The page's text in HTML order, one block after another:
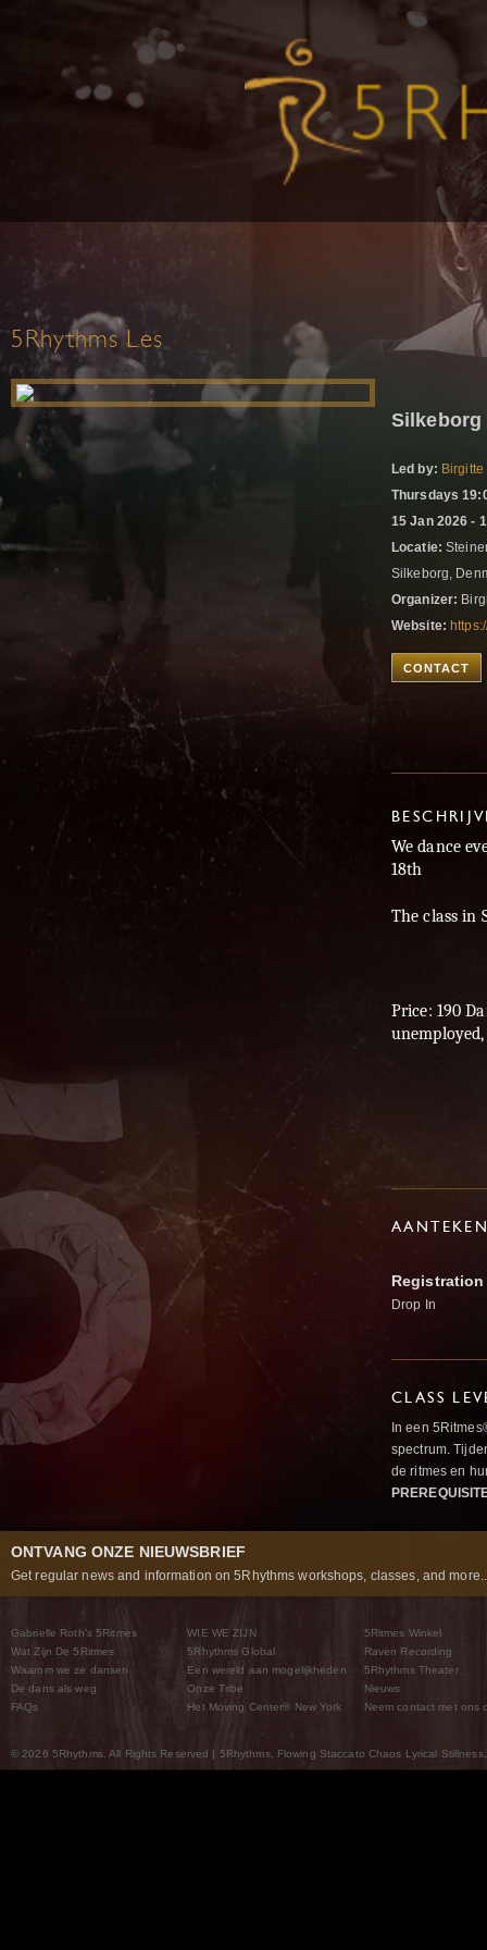
5Rhythms Les
Silkeborg
Led by:
Thursdays
15 Jan 2026 -
Locatie:
Silkeborg,
Organizer:
Website:
CONTACT
We dance
18th
The class in
Price: 190
Drop In
CLASS
In een
spectrum.
de ritmes en
ONTVANG ONZE NIEUWSBRIEF
Get regular news and information on 5Rhythms workshops, classes, and
Gabrielle Roth’s 5Ritmes
Wat Zijn De 5Ritmes
Waarom we ze dansen
De dans als weg
FAQs
WIE WE ZIJN
5Rhythms Global
Een wereld aan mogelijkheden
Onze Tribe
Het Moving Center® New York
5Ritmes Winkel
Raven Recording
5Rhythms Theater
Nieuws
Neem contact met ons
© 2026 5Rhythms. All Rights Reserved | 5Rhythms, Flowing Staccato Chaos Lyrical